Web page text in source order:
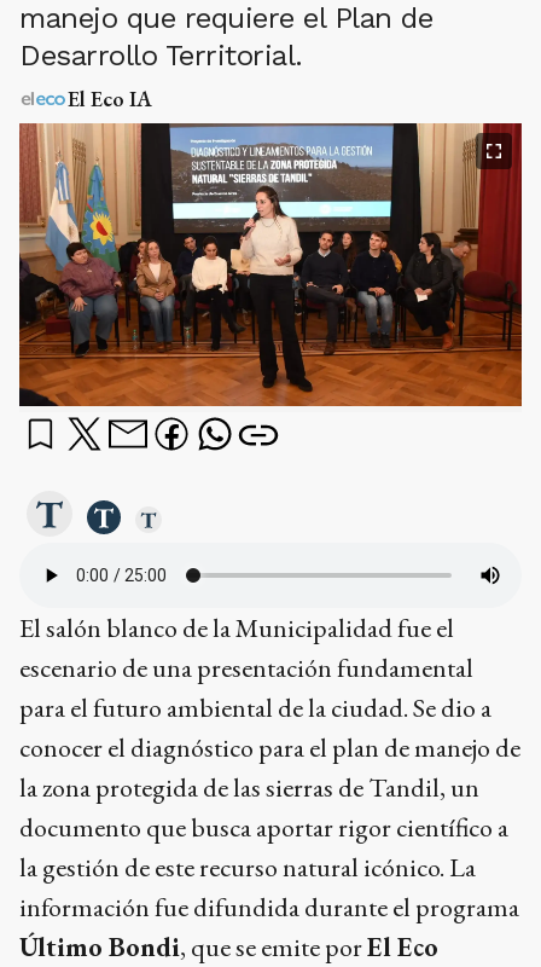
manejo que requiere el Plan de
Desarrollo Territorial.
El Eco IA
El salón blanco de la Municipalidad fue el
escenario de una presentación fundamental
para el futuro ambiental de la ciudad. Se dio a
conocer el diagnóstico para el plan de manejo de
la zona protegida de las sierras de Tandil, un
documento que busca aportar rigor científico a
la gestión de este recurso natural icónico. La
información fue difundida durante el programa
Último Bondi, que se emite porEl Eco